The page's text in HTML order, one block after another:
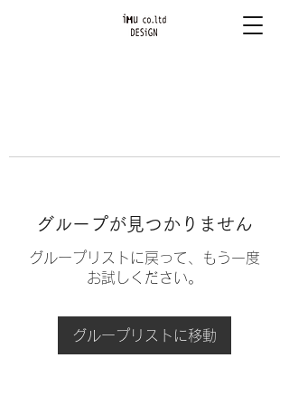
グループが見つかりません
グループリストに戻って、もう一度
お試しください。
グループリストに移動